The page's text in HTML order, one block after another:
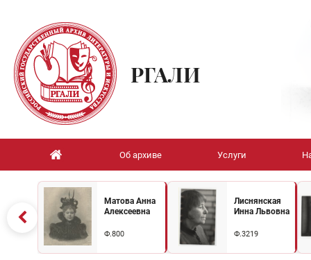
РГАЛИ
Об архиве Услуги
Матова Анна
Алексеевна
Ф.800
Лиснянская
Инна Львовна
Ф.3219